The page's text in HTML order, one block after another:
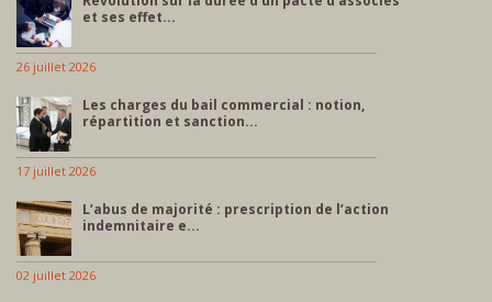
et ses effet...
26 juillet 2026
Les charges du bail commercial : notion,
répartition et sanction...
17 juillet 2026
L’abus de majorité : prescription de l’action
indemnitaire e...
02 juillet 2026